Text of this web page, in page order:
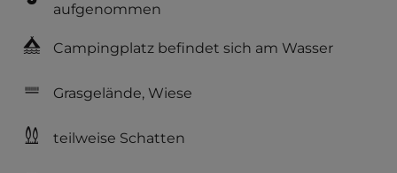
aufgenommen
Campingplatz befindet sich am Wasser
Grasgelände, Wiese
teilweise Schatten